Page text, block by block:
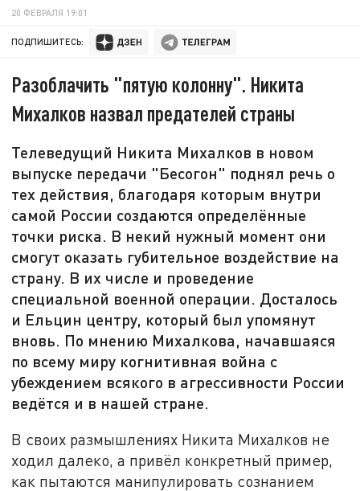
20 ФЕВРАЛЯ 19:01
ПОДПИШИТЕСЬ:
Разоблачить "пятую колонну". Никита
Михалков назвал предателей страны
Телеведущий Никита Михалков в новом
выпуске передачи "Бесогон" поднял речь о
тех действия, благодаря которым внутри
самой России создаются определённые
точки риска. В некий нужный момент они
смогут оказать губительное воздействие на
страну. В их числе и проведение
специальной военной операции. Досталось
и Ельцин центру, который был упомянут
вновь. По мнению Михалкова, начавшаяся
по всему миру когнитивная война с
убеждением всякого в агрессивности России
ведётся и в нашей стране.
В своих размышлениях Никита Михалков не
ходил далеко, а привёл конкретный пример,
как пытаются манипулировать сознанием